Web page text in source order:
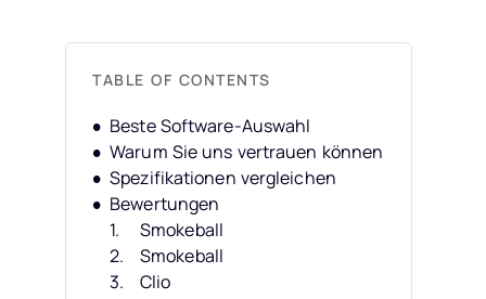
TABLE OF CONTENTS
Beste Software-Auswahl
Warum Sie uns vertrauen können
Spezifikationen vergleichen
Bewertungen
Smokeball
Smokeball
Clio